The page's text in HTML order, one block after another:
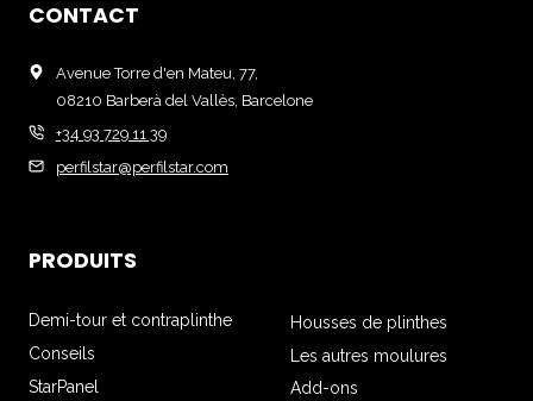
CONTACT
Avenue Torre d'en Mateu, 77,
08210 Barberà del Vallès, Barcelone
+34 93 729 11 39
perfilstar@perfilstar.com
PRODUITS
Demi-tour et contraplinthe
Conseils
StarPanel
Housses de plinthes
Les autres moulures
Add-ons